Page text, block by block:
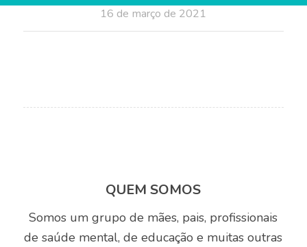
16 de março de 2021
QUEM SOMOS
Somos um grupo de mães, pais, profissionais
de saúde mental, de educação e muitas outras